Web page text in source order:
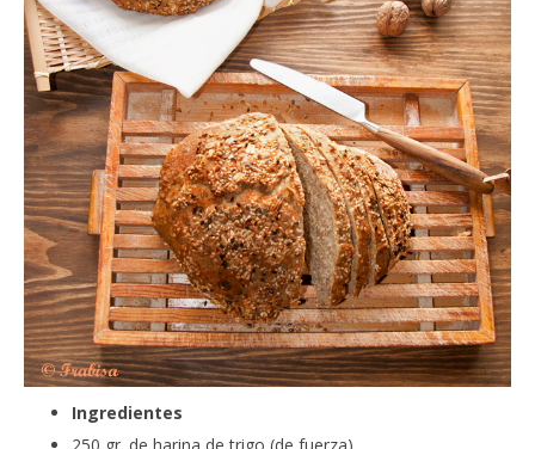
Ingredientes
250 gr. de harina de trigo (de fuerza)